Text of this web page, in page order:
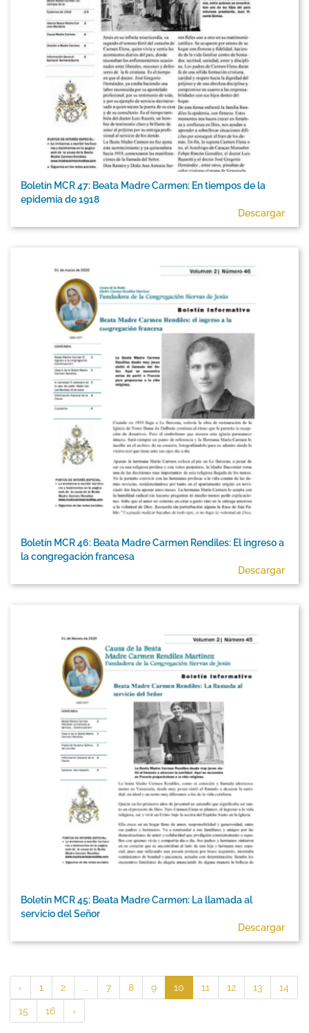
Boletín MCR 47: Beata Madre Carmen: En tiempos de la
epidemia de 1918
Descargar
Boletín MCR 46: Beata Madre Carmen Rendiles: El ingreso a
la congregación francesa
Descargar
Boletín MCR 45: Beata Madre Carmen: La llamada al
servicio del Señor
Descargar
‹ 1 2 ... 7 8 9 10 11 12 13 14
15 16 ›